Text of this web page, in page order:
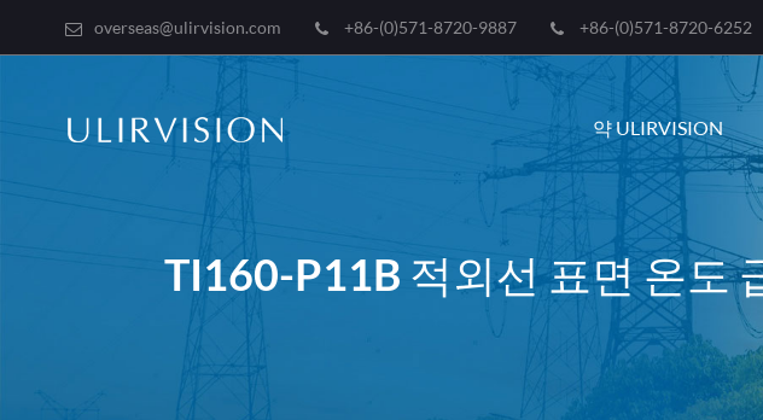
overseas@ulirvision.com +86-(0)571-8720-9887 +86-(0)571-8720-6252
약 ULIRVISION
TI160-P11B 적외선 표면 온도